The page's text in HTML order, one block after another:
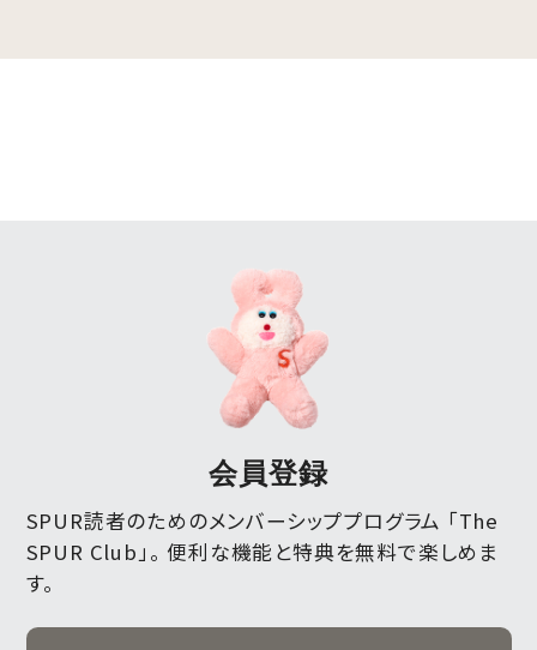
会員登録
SPUR読者のためのメンバーシッププログラム 「The
SPUR Club」。 便利な機能と特典を無料で楽しめま
す。